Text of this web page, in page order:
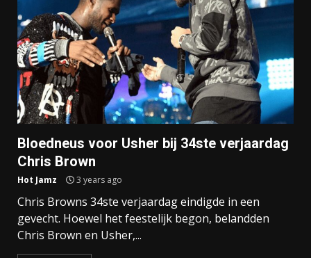
Bloedneus voor Usher bij 34ste verjaardag
Chris Brown
Hot Jamz 3 years ago
Chris Browns 34ste verjaardag eindigde in een
gevecht. Hoewel het feestelijk begon, belandden
Chris Brown en Usher,...